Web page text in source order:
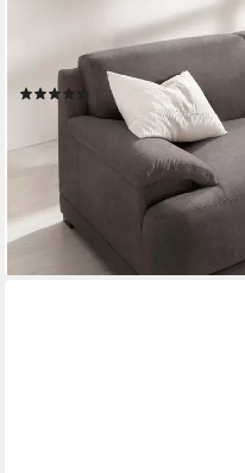
3-Sitzer Telos mit
mit Boxspring-Federung
(28)
ab 859,99 € UVP1.399,99 €
-39%
lieferbar in 6 Wochen